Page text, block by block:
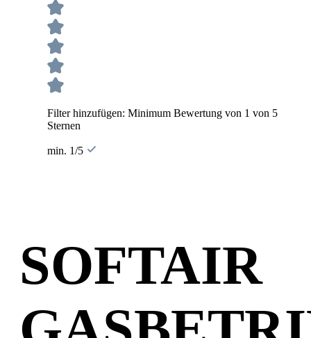
Filter hinzufügen: Minimum Bewertung von 1 von 5
Sternen
min. 1/5
SOFTAIR